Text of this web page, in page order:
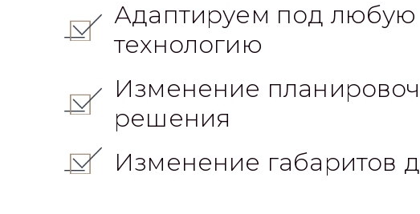
Адаптируем под любую
технологию
Изменение
решения
Изменение габаритов